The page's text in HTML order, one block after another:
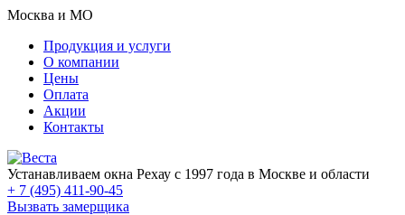
Москва и МО
Продукция и услуги
О компании
Цены
Оплата
Акции
Контакты
Устанавливаем окна Рехау с 1997 года в Москве и области
+ 7 (495) 411-90-45
Вызвать замерщика